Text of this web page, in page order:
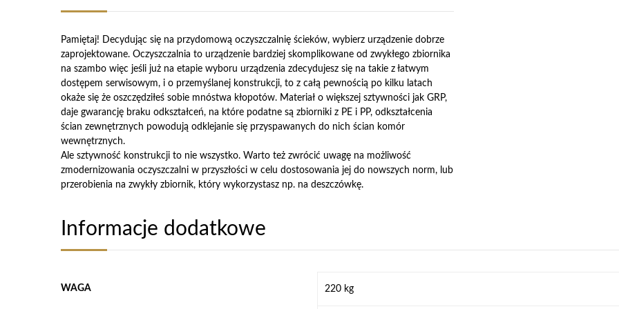
Pamiętaj! Decydując się na przydomową oczyszczalnię ścieków, wybierz urządzenie dobrze
zaprojektowane. Oczyszczalnia to urządzenie bardziej skomplikowane od zwykłego zbiornika
na szambo więc jeśli już na etapie wyboru urządzenia zdecydujesz się na takie z łatwym
dostępem serwisowym, i o przemyślanej konstrukcji, to z całą pewnością po kilku latach
okaże się że oszczędziłeś sobie mnóstwa kłopotów. Materiał o większej sztywności jak GRP,
daje gwarancję braku odkształceń, na które podatne są zbiorniki z PE i PP, odkształcenia
ścian zewnętrznych powodują odklejanie się przyspawanych do nich ścian komór
wewnętrznych.
Ale sztywność konstrukcji to nie wszystko. Warto też zwrócić uwagę na możliwość
zmodernizowania oczyszczalni w przyszłości w celu dostosowania jej do nowszych norm, lub
przerobienia na zwykły zbiornik, który wykorzystasz np. na deszczówkę.
Informacje dodatkowe
WAGA 220 kg